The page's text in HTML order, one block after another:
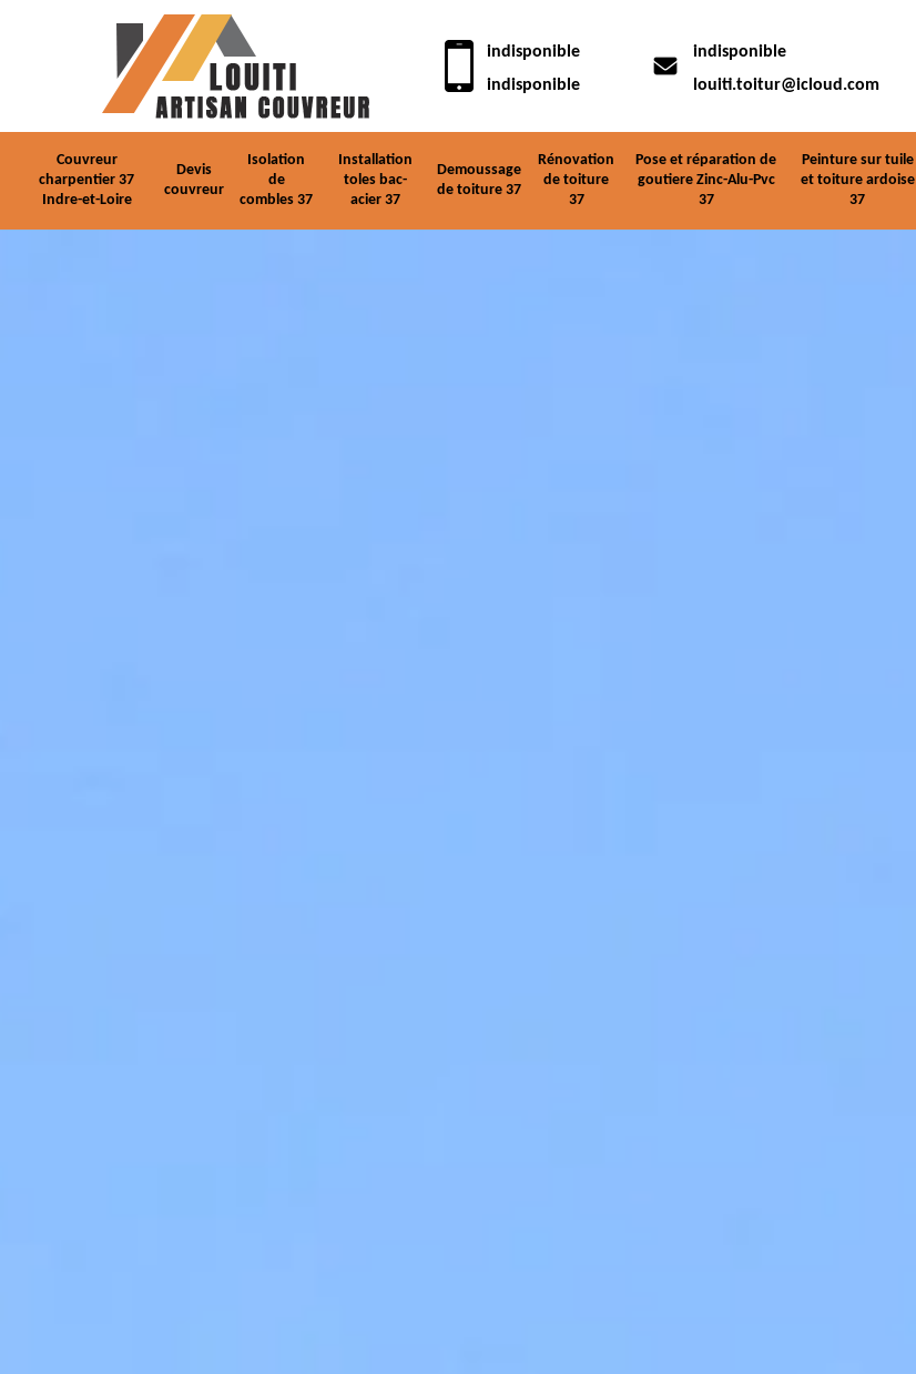
indisponible
indisponible
indisponible
louiti.toitur@icloud.com
Couvreur
charpentier 37
Indre-et-Loire
Devis
couvreur
Isolation
de
combles 37
Installation
toles bac-
acier 37
Demoussage
de toiture 37
Rénovation
de toiture
37
Pose et réparation de
goutiere Zinc-Alu-Pvc
37
Peinture sur tuile
et toiture ardoise
37